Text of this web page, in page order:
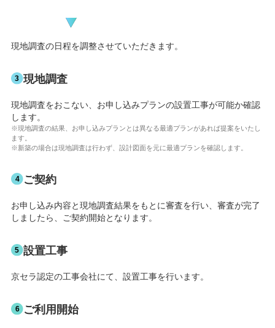
現地調査の日程を調整させていただきます。
現地調査
現地調査をおこない、お申し込みプランの設置工事が可能か確認
します。
※現地調査の結果、お申し込みプランとは異なる最適プランがあれば提案をいたし
ます。
※新築の場合は現地調査は行わず、設計図面を元に最適プランを確認します。
ご契約
お申し込み内容と現地調査結果をもとに審査を行い、審査が完了
しましたら、ご契約開始となります。
設置⼯事
京セラ認定の工事会社にて、設置工事を行います。
ご利⽤開始